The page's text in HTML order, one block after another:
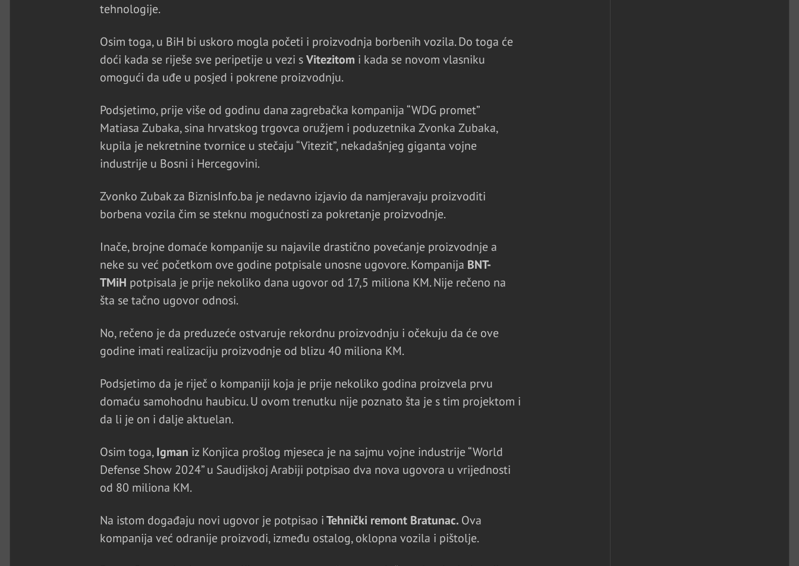
tehnologije.
Osim toga, u BiH bi uskoro mogla početi i proizvodnja borbenih vozila. Do toga će
doći kada se riješe sve peripetije u vezi sVitezitom i kada se novom vlasniku
omogući da uđe u posjed i pokrene proizvodnju.
Podsjetimo, prije više od godinu dana zagrebačka kompanija “WDG promet”
Matiasa Zubaka, sina hrvatskog trgovca oružjem i poduzetnika Zvonka Zubaka,
kupila je nekretnine tvornice u stečaju “Vitezit”, nekadašnjeg giganta vojne
industrije u Bosni i Hercegovini.
Zvonko Zubak za BiznisInfo.ba je nedavno izjavio da namjeravaju proizvoditi
borbena vozila čim se steknu mogućnosti za pokretanje proizvodnje.
Inače, brojne domaće kompanije su najavile drastično povećanje proizvodnje a
neke su već početkom ove godine potpisale unosne ugovore. Kompanija BNT-
TMiH potpisala je prije nekoliko dana ugovor od 17,5 miliona KM. Nije rečeno na
šta se tačno ugovor odnosi.
No, rečeno je da preduzeće ostvaruje rekordnu proizvodnju i očekuju da će ove
godine imati realizaciju proizvodnje od blizu 40 miliona KM.
Podsjetimo da je riječ o kompaniji koja je prije nekoliko godina proizvela prvu
domaću samohodnu haubicu. U ovom trenutku nije poznato šta je s tim projektom i
da li je on i dalje aktuelan.
Osim toga,Igman iz Konjica prošlog mjeseca je na sajmu vojne industrije “World
Defense Show 2024” u Saudijskoj Arabiji potpisao dva nova ugovora u vrijednosti
od 80 miliona KM.
Na istom događaju novi ugovor je potpisao iTehnički remont Bratunac. Ova
kompanija već odranije proizvodi, između ostalog, oklopna vozila i pištolje.